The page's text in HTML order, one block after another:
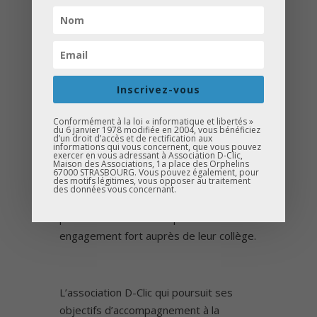
Ce fût une première, pour Léna et
une petite appréhension de départ ou
encore la réalisation d’un rêve pour
Yanis qui rêve d’être pilote et a pu
quelques minutes.
Des moments inoubliables pour ces
engagement fort auprès de leur collège.
L’association D-Clic qui poursuit ses
objectifs d’accompagnement à la
Inscrivez-vous
Conformément à la loi « informatique et libertés »
du 6 janvier 1978 modifiée en 2004, vous bénéficiez
d’un droit d’accès et de rectification aux
informations qui vous concernent, que vous pouvez
exercer en vous adressant à Association D-Clic,
Maison des Associations, 1a place des Orphelins
67000 STRASBOURG. Vous pouvez également, pour
des motifs légitimes, vous opposer au traitement
des données vous concernant.